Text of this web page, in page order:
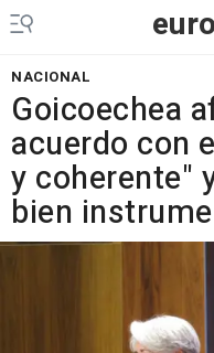
NACIONAL
Goicoechea
acuerdo con
y coherente"
bien